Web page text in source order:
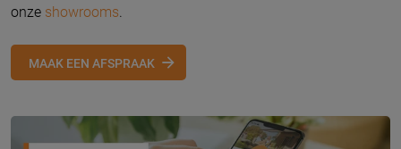
onze showrooms
MAAK EEN AFSPRAAK